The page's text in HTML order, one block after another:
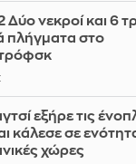
Δύο νεκροί και 6
πλήγματα στο
εξήρε τις
κάλεσε σε
χώρες